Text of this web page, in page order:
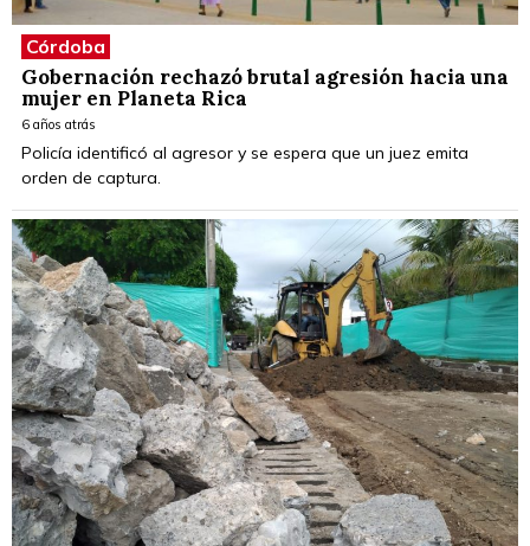
Córdoba
Gobernación rechazó brutal agresión hacia una
mujer en Planeta Rica
6 años atrás
Policía identificó al agresor y se espera que un juez emita
orden de captura.